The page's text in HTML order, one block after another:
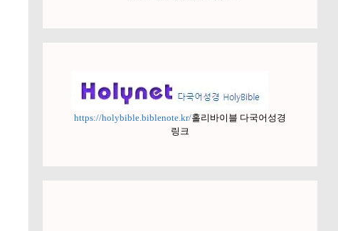
https://holybible.biblenote.kr/홀리바이블 다국어성경
링크